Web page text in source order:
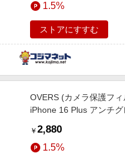
・ゴルフ
ル予約
ジ
カード分割払い
GZIP1601BC1
1.5%
ストアにすすむ
OVERS (カメラ保護フィ
iPhone 16 Plus アンチグ
規格 ガラスザムライ
GZIP1603AG1
￥ 2,880
1.5%